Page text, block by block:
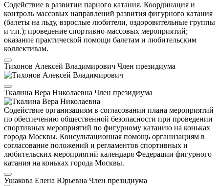
Содействие в развитии парного катания. Координация и
контроль массовых направлений развития фигурного катания
(балеты на льду, взрослые любители, оздоровительные группы
и т.п.); проведение спортивно-массовых мероприятий;
оказание практической помощи балетам и любительским
коллективам.
Тихонов Алексей Владимирович Член президиума
Ткалина Вера Николаевна Член президиума
Содействие организациям в согласовании плана мероприятий
по обеспечению общественной безопасности при проведении
спортивных мероприятий по фигурному катанию на коньках
города Москвы. Консультационная помощь организациям в
согласование положений и регламентов спортивных и
любительских мероприятий календаря Федерации фигурного
катания на коньках города Москвы.
Ушакова Елена Юрьевна Член президиума